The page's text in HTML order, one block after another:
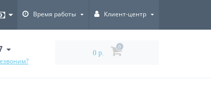
Время работы Клиент-центр
0 р.
0